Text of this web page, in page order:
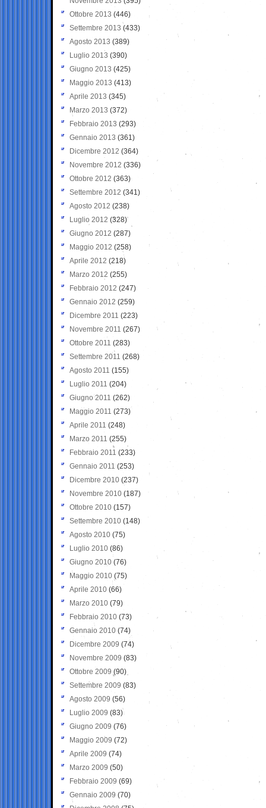
Ottobre 2013 (446)
Settembre 2013 (433)
Agosto 2013 (389)
Luglio 2013 (390)
Giugno 2013 (425)
Maggio 2013 (413)
Aprile 2013 (345)
Marzo 2013 (372)
Febbraio 2013 (293)
Gennaio 2013 (361)
Dicembre 2012 (364)
Novembre 2012 (336)
Ottobre 2012 (363)
Settembre 2012 (341)
Agosto 2012 (238)
Luglio 2012 (328)
Giugno 2012 (287)
Maggio 2012 (258)
Aprile 2012 (218)
Marzo 2012 (255)
Febbraio 2012 (247)
Gennaio 2012 (259)
Dicembre 2011 (223)
Novembre 2011 (267)
Ottobre 2011 (283)
Settembre 2011 (268)
Agosto 2011 (155)
Luglio 2011 (204)
Giugno 2011 (262)
Maggio 2011 (273)
Aprile 2011 (248)
Marzo 2011 (255)
Febbraio 2011 (233)
Gennaio 2011 (253)
Dicembre 2010 (237)
Novembre 2010 (187)
Ottobre 2010 (157)
Settembre 2010 (148)
Agosto 2010 (75)
Luglio 2010 (86)
Giugno 2010 (76)
Maggio 2010 (75)
Aprile 2010 (66)
Marzo 2010 (79)
Febbraio 2010 (73)
Gennaio 2010 (74)
Dicembre 2009 (74)
Novembre 2009 (83)
Ottobre 2009 (90)
Settembre 2009 (83)
Agosto 2009 (56)
Luglio 2009 (83)
Giugno 2009 (76)
Maggio 2009 (72)
Aprile 2009 (74)
Marzo 2009 (50)
Febbraio 2009 (69)
Gennaio 2009 (70)